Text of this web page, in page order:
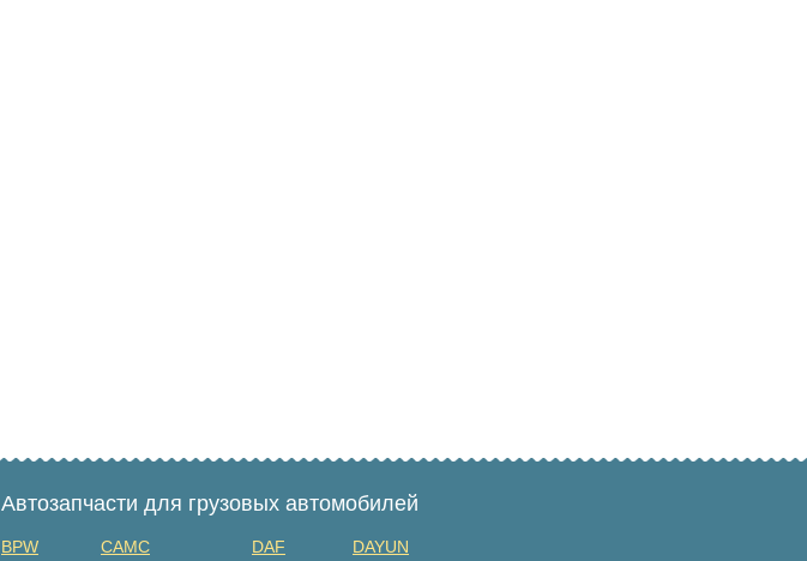
Автозапчасти для грузовых автомобилей
BPW CAMC DAF
DAYUN